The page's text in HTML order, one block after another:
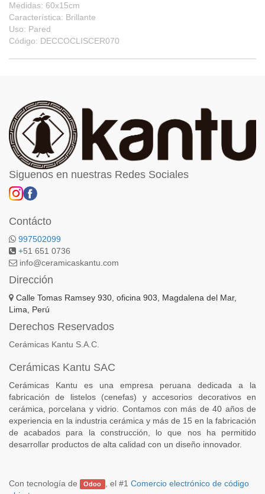
Medidas: 60x15cm
Característica: Brillante
Uso: Pared
Código: DECCOCLISCER070
Siguenos en nuestras Redes Sociales
Contácto
997502099
+51 651 0736
info@ceramicaskantu.com
Dirección
Calle Tomas Ramsey 930, oficina 903, Magdalena del Mar,
Lima, Perú
Derechos Reservados
Cerámicas Kantu S.A.C.
Cerámicas Kantu SAC
Cerámicas Kantu es una empresa peruana dedicada a la
fabricación de listelos (cenefas) y accesorios decorativos en
cerámica, porcelana y vidrio. Contamos con más de 40 años de
experiencia en la industria cerámica y más de 15 en la fabricación
de acabados para la construcción, lo que nos ha permitido
desarrollar productos de alta calidad con un diseño innovador.
Con tecnología de Odoo , el #1 Comercio electrónico de código